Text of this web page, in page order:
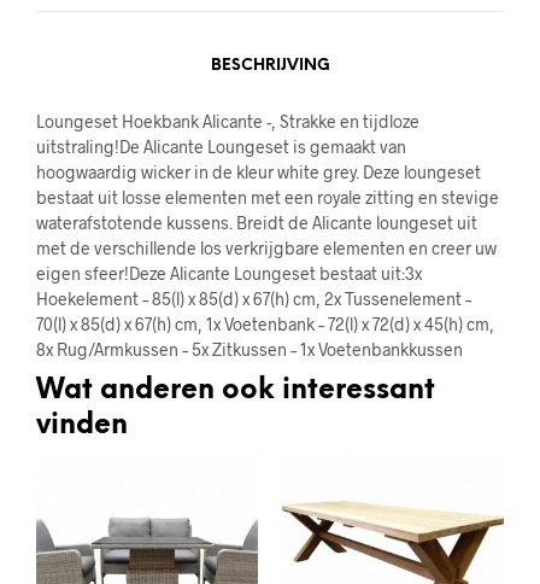
BESCHRIJVING
Loungeset Hoekbank Alicante -, Strakke en tijdloze
uitstraling!De Alicante Loungeset is gemaakt van
hoogwaardig wicker in de kleur white grey. Deze loungeset
bestaat uit losse elementen met een royale zitting en stevige
waterafstotende kussens. Breidt de Alicante loungeset uit
met de verschillende los verkrijgbare elementen en creer uw
eigen sfeer!Deze Alicante Loungeset bestaat uit:3x
Hoekelement – 85(l) x 85(d) x 67(h) cm, 2x Tussenelement –
70(l) x 85(d) x 67(h) cm, 1x Voetenbank – 72(l) x 72(d) x 45(h) cm,
8x Rug/Armkussen – 5x Zitkussen – 1x Voetenbankkussen
Wat anderen ook interessant
vinden